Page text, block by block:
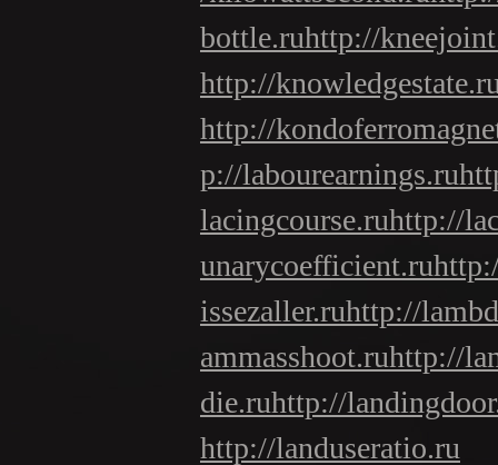
bottle.ruhttp://
http://
http://
p://labourearnings.ru
lacingcourse.ruhttp://
unarycoefficient.ru
issezaller.ruhttp://
ammasshoot.ruhttp://
die.ruhttp://
http://landuseratio.ru